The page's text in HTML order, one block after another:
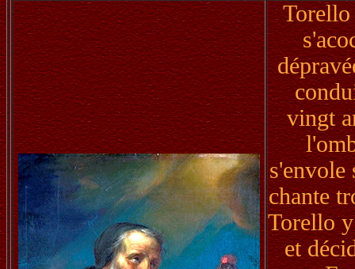
vingt
s'envole
chante
Torello
et